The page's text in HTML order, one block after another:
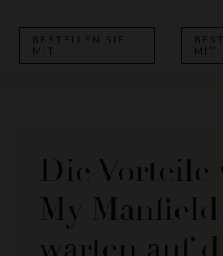
BESTELLEN SIE
MIT
MIT
Die Vorteile
My Manfield